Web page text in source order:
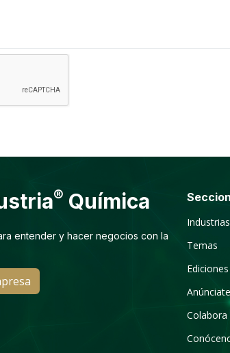
® Química
entender y hacer negocios con la
Industrias
Temas
Ediciones
Anúnciate
Colabora